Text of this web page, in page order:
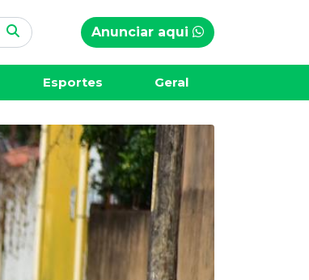
Anunciar aqui
Esportes Geral